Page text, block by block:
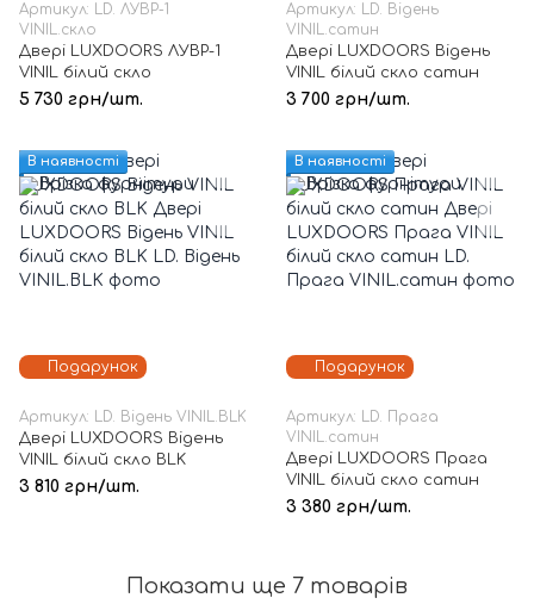
Артикул: LD. ЛУВР-1
VINIL.скло
Двері LUXDOORS ЛУВР-1
VINIL білий скло
5 730 грн/шт.
Артикул: LD. Відень
VINIL.сатин
Двері LUXDOORS Відень
VINIL білий скло сатин
3 700 грн/шт.
Подарунок
В наявності
Артикул: LD. Відень VINIL.BLK
Двері LUXDOORS Відень
VINIL білий скло BLK
3 810 грн/шт.
Подарунок
В наявності
Артикул: LD. Прага
VINIL.сатин
Двері LUXDOORS Прага
VINIL білий скло сатин
3 380 грн/шт.
Показати ще 7 товарів